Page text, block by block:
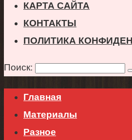
КАРТА САЙТА
КОНТАКТЫ
ПОЛИТИКА
Поиск:
Главная
Материалы
Разное